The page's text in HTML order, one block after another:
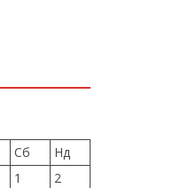
Сб
Нд
1
2